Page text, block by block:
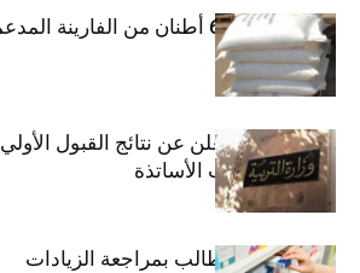
منوبة: حجز 6،3 أطنان من الفارينة المدعمة
وزارة التربية تعلن عن نتائج القبول الأولي
لمناظرة انتداب الأساتذة
اتحاد الشغل يطالب بمراجعة الزيادات